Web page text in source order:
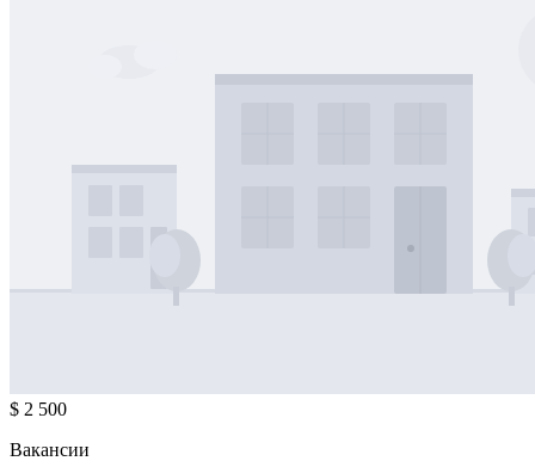
$ 2 500
Вакансии